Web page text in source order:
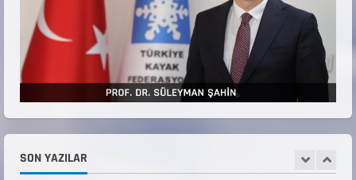
SON YAZILAR
5
KAYAKLI KOŞU VE BİATHLON 3.KADEME
ANTRENÖRLÜK KURSU DUYURUSU
12 Temmuz 2026
1
Millî Savunma Bakanlığı Kara, Deniz ve Hava
Kuvvetleri Komutanlıklarına 2026 Yılı (2026-